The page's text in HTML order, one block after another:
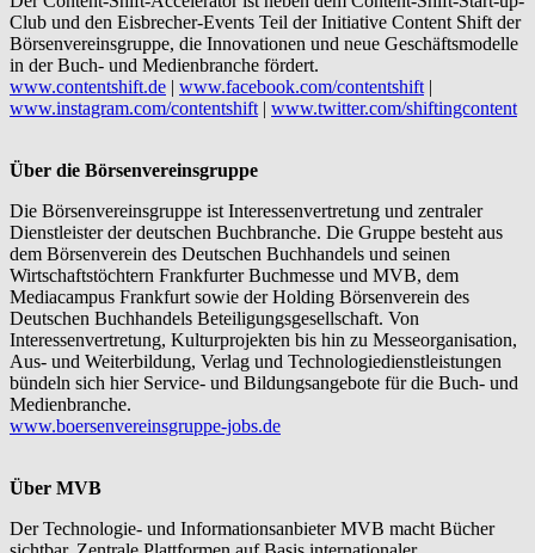
Club und den Eisbrecher-Events Teil der Initiative Content Shift der
Börsenvereinsgruppe, die Innovationen und neue Geschäftsmodelle
in der Buch- und Medienbranche fördert.
www.contentshift.de | www.facebook.com/contentshift |
www.instagram.com/contentshift | www.twitter.com/shiftingcontent
Über die Börsenvereinsgruppe
Die Börsenvereinsgruppe ist Interessenvertretung und zentraler
Dienstleister der deutschen Buchbranche. Die Gruppe besteht aus
dem Börsenverein des Deutschen Buchhandels und seinen
Wirtschaftstöchtern Frankfurter Buchmesse und MVB, dem
Mediacampus Frankfurt sowie der Holding Börsenverein des
Deutschen Buchhandels Beteiligungsgesellschaft. Von
Interessenvertretung, Kulturprojekten bis hin zu Messeorganisation,
Aus- und Weiterbildung, Verlag und Technologiedienstleistungen
bündeln sich hier Service- und Bildungsangebote für die Buch- und
Medienbranche.
www.boersenvereinsgruppe-jobs.de
Über MVB
Der Technologie- und Informationsanbieter MVB macht Bücher